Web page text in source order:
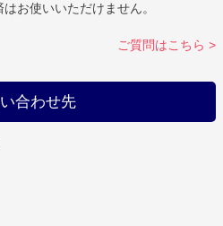
お使いいただけません。
ご質問はこちら >
合わせ先